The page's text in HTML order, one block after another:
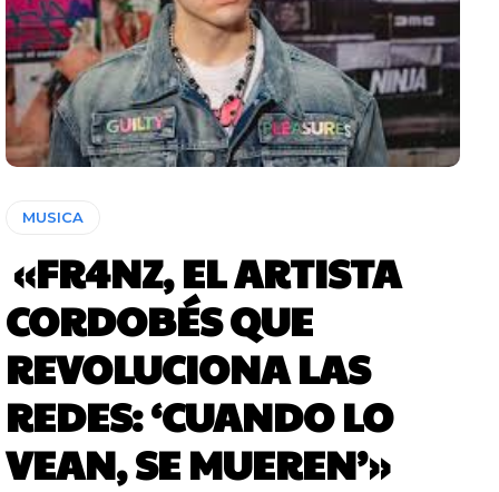
MUSICA
«FR4NZ, EL ARTISTA
CORDOBÉS QUE
REVOLUCIONA LAS
REDES: ‘CUANDO LO
VEAN, SE MUEREN’»